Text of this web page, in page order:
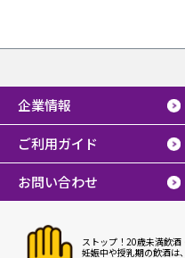
企業情報
ご利用ガイド
お問い合わせ
ストップ！20歳未満飲酒
妊娠中や授乳期の飲酒は